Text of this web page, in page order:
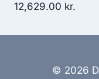
12,629.00 kr.
© 2026